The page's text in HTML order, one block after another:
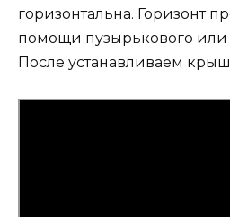
горизонтальна. Горизонт
помощи пузырькового или
После устанавливаем